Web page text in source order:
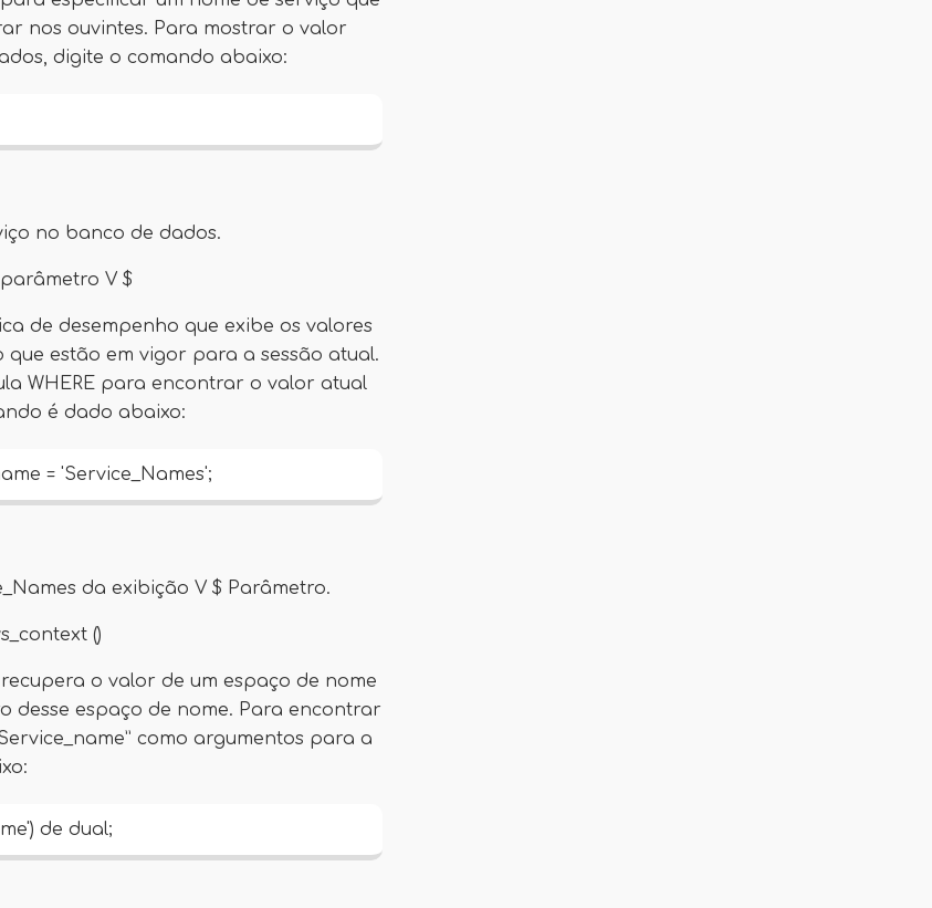
nos ouvintes. Para mostrar o valor
digite o comando abaixo:
no banco de dados.
V $
de desempenho que exibe os valores
estão em vigor para a sessão atual.
WHERE para encontrar o valor atual
é dado abaixo:
= 'Service_Names';
da exibição V $ Parâmetro.
()
o valor de um espaço de nome
desse espaço de nome. Para encontrar
como argumentos para a
de dual;